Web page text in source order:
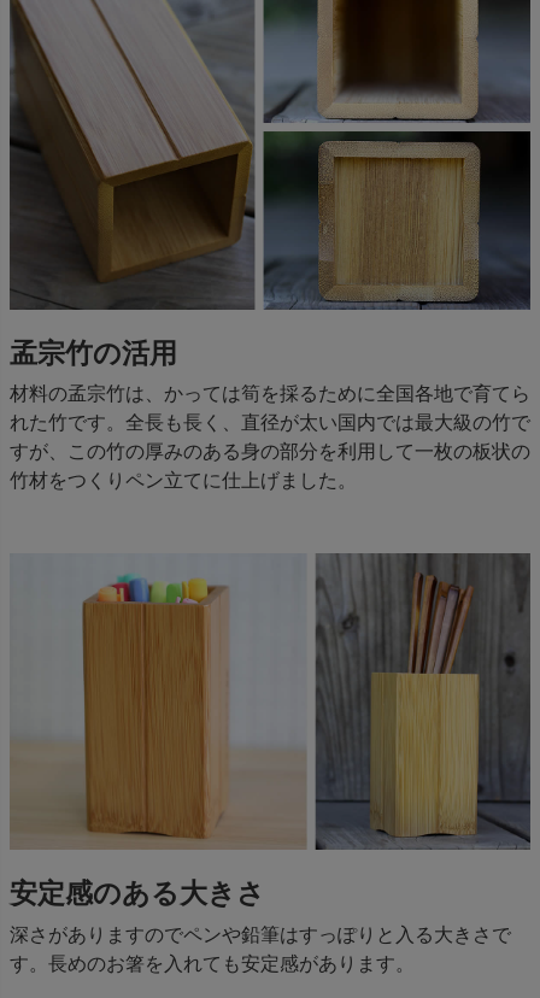
孟宗竹の活用
材料の孟宗竹は、かっては筍を採るために全国各地で育てら
れた竹です。全長も長く、直径が太い国内では最大級の竹で
すが、この竹の厚みのある身の部分を利用して一枚の板状の
竹材をつくりペン立てに仕上げました。
安定感のある大きさ
深さがありますのでペンや鉛筆はすっぽりと入る大きさで
す。長めのお箸を入れても安定感があります。